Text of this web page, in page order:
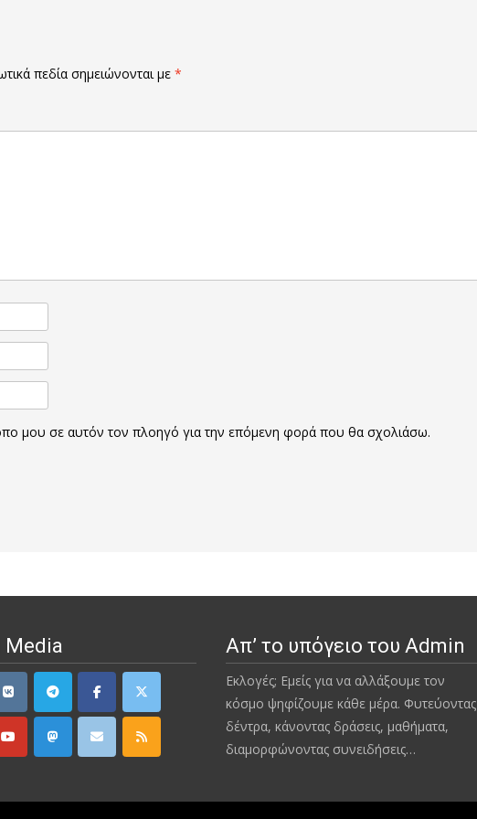
πεδία σημειώνονται με *
μου σε αυτόν τον πλοηγό για την επόμενη φορά που θα σχολιάσω.
Media Απ’ το υπόγειο του Admin
Εκλογές; Εμείς για να αλλάξουμε τον
κόσμο ψηφίζουμε κάθε μέρα. Φυτεύοντας
δέντρα, κάνοντας δράσεις, μαθήματα,
διαμορφώνοντας συνειδήσεις…